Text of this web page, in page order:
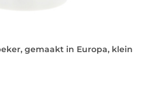
gemaakt in Europa, klein